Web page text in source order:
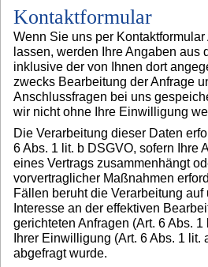
Kontaktformular
Wenn Sie uns per
lassen, werden Ihre Angaben aus
inklusive der von Ihnen dort
zwecks Bearbeitung der Anfrage
Anschlussfragen bei uns
wir nicht ohne Ihre Einwilligung
Die Verarbeitung dieser Daten
6 Abs. 1 lit. b DSGVO, sofern Ihre
eines Vertrags zusammenhängt
vorvertraglicher Maßnahmen
Fällen beruht die Verarbeitung
Interesse an der effektiven
gerichteten Anfragen (Art. 6 Abs.
Ihrer Einwilligung (Art. 6 Abs. 1
abgefragt wurde.